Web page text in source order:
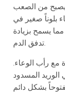
يصبح من الصعب
بلوناً صغير في
يسمح بزيادة
تدفق الدم.
مع رأب الوعاء.
المسدود